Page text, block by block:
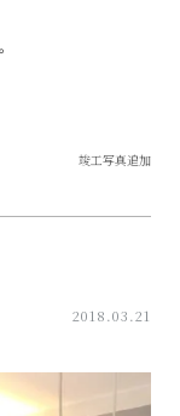
竣工写真追加
2018.03.21